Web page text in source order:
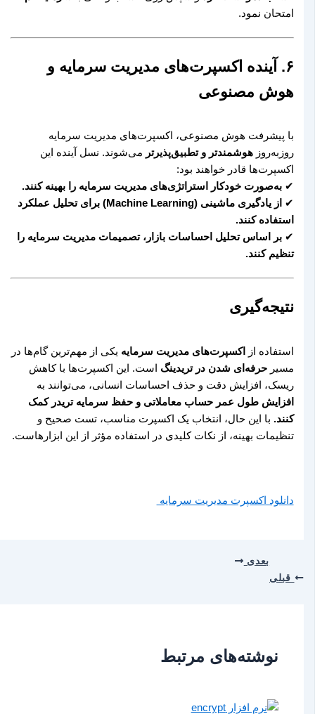
امتحان نمود.
۶. آینده اکسپرت‌های مدیریت سرمایه و
هوش مصنوعی
با پیشرفت هوش مصنوعی، اکسپرت‌های مدیریت سرمایه
روزبه‌روز هوشمندتر و تطبیق‌پذیرترمی‌شوند. نسل آینده این
اکسپرت‌ها قادر خواهند بود:
✔به‌صورت خودکار استراتژی‌های مدیریت سرمایه را بهینه کنند.
✔
از یادگیری ماشینی (Machine Learning) برای تحلیل عملکرد
استفاده کنند.
✔بر اساس تحلیل احساسات بازار، تصمیمات مدیریت سرمایه را
تنظیم کنند.
نتیجه‌گیری
استفاده از اکسپرت‌های مدیریت سرمایهیکی از مهم‌ترین گام‌ها در
مسیر حرفه‌ای شدن در تریدینگاست. این اکسپرت‌ها با کاهش
ریسک، افزایش دقت و حذف احساسات انسانی، می‌توانند به
افزایش طول عمر حساب معاملاتی و حفظ سرمایه تریدر کمک
کنند.با این حال، انتخاب یک اکسپرت مناسب، تست صحیح و
تنظیمات بهینه، از نکات کلیدی در استفاده مؤثر از این ابزارهاست.
دانلود اکسپرت مدیریت سرمایه
قبلی
بعدی
نوشته‌های مرتبط